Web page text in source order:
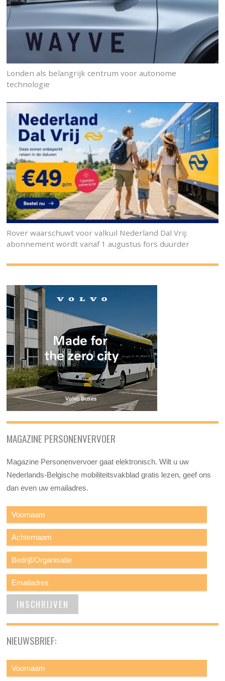
Londen als belangrijk centrum voor autonome
technologie
Rover waarschuwt voor valkuil Nederland Dal Vrij:
abonnement wordt vanaf 1 augustus fors duurder
MAGAZINE PERSONENVERVOER
Magazine Personenvervoer gaat elektronisch. Wilt u uw
Nederlands-Belgische mobiliteitsvakblad gratis lezen, geef ons
dan even uw emailadres.
NIEUWSBRIEF: